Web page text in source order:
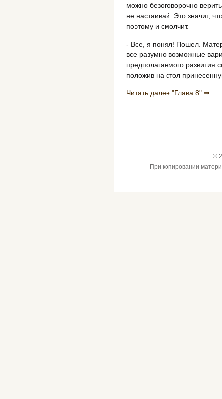
можно безоговорочно
не настаивай. Это значит,
поэтому и смолчит.
- Все, я понял! Пошел.
все разумно возможные
предполагаемого развития
положив на стол
Читать далее "Глава 8" ⇒
©
При копировании